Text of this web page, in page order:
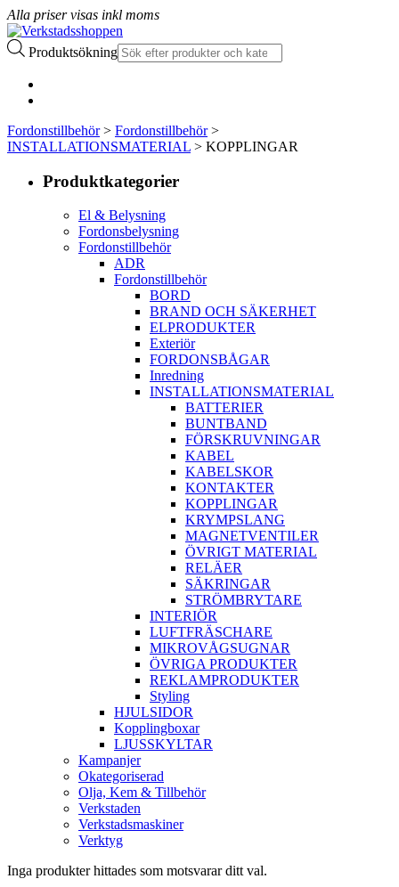
Alla priser visas inkl moms
Produktsökning
Fordonstillbehör> Fordonstillbehör>
INSTALLATIONSMATERIAL > KOPPLINGAR
Produktkategorier
El & Belysning
Fordonsbelysning
Fordonstillbehör
ADR
Fordonstillbehör
BORD
BRAND OCH SÄKERHET
ELPRODUKTER
Exteriör
FORDONSBÅGAR
Inredning
INSTALLATIONSMATERIAL
BATTERIER
BUNTBAND
FÖRSKRUVNINGAR
KABEL
KABELSKOR
KONTAKTER
KOPPLINGAR
KRYMPSLANG
MAGNETVENTILER
ÖVRIGT MATERIAL
RELÄER
SÄKRINGAR
STRÖMBRYTARE
INTERIÖR
LUFTFRÄSCHARE
MIKROVÅGSUGNAR
ÖVRIGA PRODUKTER
REKLAMPRODUKTER
Styling
HJULSIDOR
Kopplingboxar
LJUSSKYLTAR
Kampanjer
Okategoriserad
Olja, Kem & Tillbehör
Verkstaden
Verkstadsmaskiner
Verktyg
Inga produkter hittades som motsvarar ditt val.